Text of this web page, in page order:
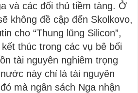
và các đối thủ tiềm tàng. Ở
không đề cập đến Skolkovo,
cho “Thung lũng Silicon”,
thúc trong các vụ bê bối
tài nguyên nghiêm trọng
này chỉ là tài nguyên
mà ngân sách Nga nhận